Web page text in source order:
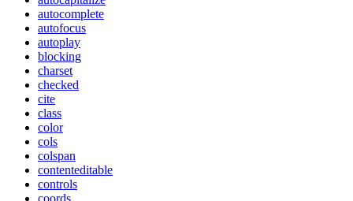
autocomplete
autofocus
autoplay
blocking
charset
checked
cite
class
color
cols
colspan
contenteditable
controls
coords